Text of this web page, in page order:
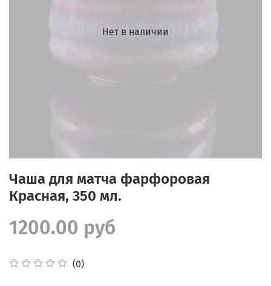
Нет в наличии
Чаша для матча фарфоровая
Красная, 350 мл.
(0)
1200.00 руб